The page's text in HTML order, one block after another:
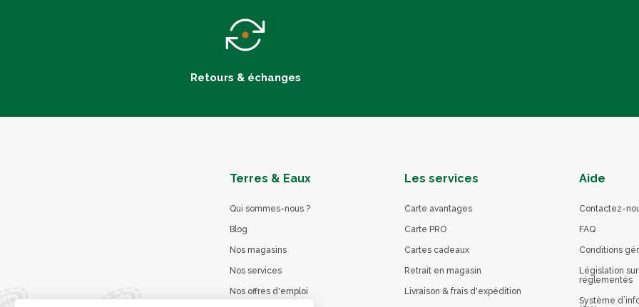
Retours & échanges
Terres & Eaux
Qui sommes-nous ?
Blog
Nos magasins
Nos services
Nos offres d'emploi
Les services
Carte avantages
Carte PRO
Cartes cadeaux
Retrait en magasin
Livraison & frais d'expédition
Aide
Contactez-
FAQ
Conditions
Législation
réglementés
Système